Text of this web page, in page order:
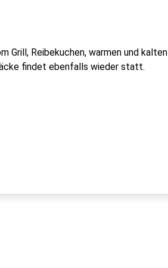
Grill, Reibekuchen, warmen und kalten
findet ebenfalls wieder statt.